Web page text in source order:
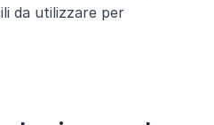
da utilizzare per